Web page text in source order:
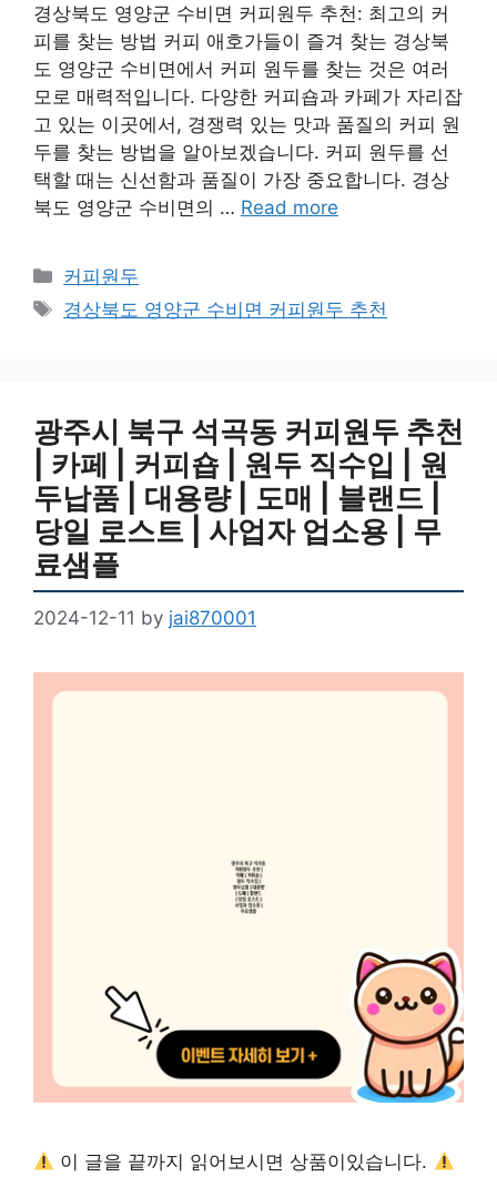
경상북도 영양군 수비면 커피원두 추천: 최고의 커
피를 찾는 방법 커피 애호가들이 즐겨 찾는 경상북
도 영양군 수비면에서 커피 원두를 찾는 것은 여러
모로 매력적입니다. 다양한 커피숍과 카페가 자리잡
고 있는 이곳에서, 경쟁력 있는 맛과 품질의 커피 원
두를 찾는 방법을 알아보겠습니다. 커피 원두를 선
택할 때는 신선함과 품질이 가장 중요합니다. 경상
북도 영양군 수비면의 … Read more
Categories
커피원두
Tags
경상북도 영양군 수비면 커피원두 추천
광주시 북구 석곡동 커피원두 추천
| 카페 | 커피숍 | 원두 직수입 | 원
두납품 | 대용량 | 도매 | 블랜드 |
당일 로스트 | 사업자 업소용 | 무
료샘플
2024-12-11 by jai870001
이 글을 끝까지 읽어보시면 상품이있습니다.